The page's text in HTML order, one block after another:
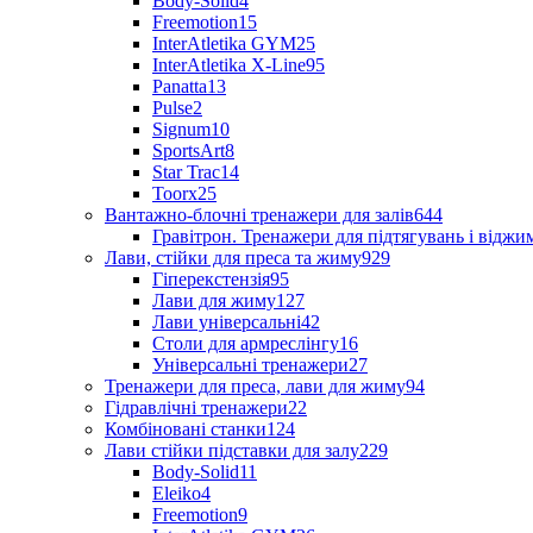
Freemotion15
InterAtletika GYM25
InterAtletika X-Line95
Panatta13
Pulse2
Signum10
SportsArt8
Star Trac14
Toorx25
Вантажно-блочні тренажери для залів644
Гравітрон. Тренажери для підтягувань і
Лави, стійки для преса та жиму929
Гіперекстензія95
Лави для жиму127
Лави універсальні42
Столи для армреслінгу16
Універсальні тренажери27
Тренажери для преса, лави для жиму94
Гідравлічні тренажери22
Комбіновані станки124
Лави стійки підставки для залу229
Body-Solid11
Eleiko4
Freemotion9